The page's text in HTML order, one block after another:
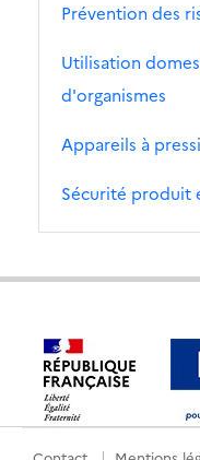
Prévention des
Utilisation
d'organismes
Appareils à
Sécurité produit